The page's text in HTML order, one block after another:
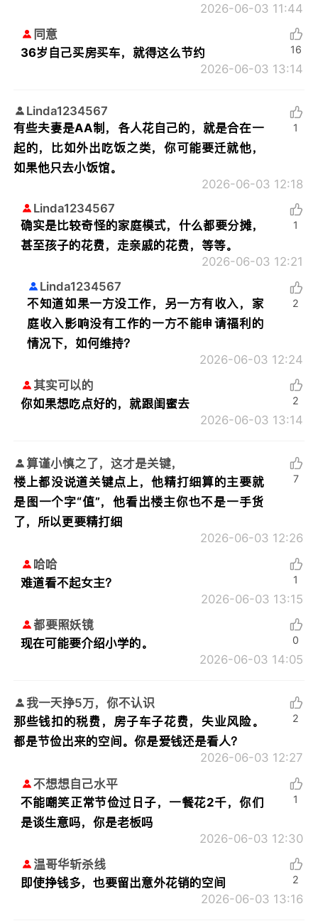
2026-06-03 11:44
同意
36岁自己买房买车，就得这么节约
2026-06-03 13:14
16
Linda1234567
有些夫妻是AA制，各人花自己的，就是合在一
起的，比如外出吃饭之类，你可能要迁就他，
如果他只去小饭馆。
2026-06-03 12:18
1
Linda1234567
确实是比较奇怪的家庭模式，什么都要分摊，
甚至孩子的花费，走亲戚的花费，等等。
2026-06-03 12:21
1
Linda1234567
不知道如果一方没工作，另一方有收入，家
庭收入影响没有工作的一方不能申请福利的
情况下，如何维持？
2026-06-03 12:24
2
其实可以的
你如果想吃点好的，就跟闺蜜去
2026-06-03 13:14
2
算谨小慎之了，这才是关键，
楼上都没说道关键点上，他精打细算的主要就
是图一个字“值”，他看出楼主你也不是一手货
了，所以更要精打细
2026-06-03 12:26
7
哈哈
难道看不起女主？
2026-06-03 13:15
1
都要照妖镜
现在可能要介绍小学的。
2026-06-03 14:05
0
我一天挣5万，你不认识
那些钱扣的税费，房子车子花费，失业风险。
都是节俭出来的空间。你是爱钱还是看人？
2026-06-03 12:27
2
不想想自己水平
不能嘲笑正常节俭过日子，一餐花2千，你们
是谈生意吗，你是老板吗
2026-06-03 12:30
1
温哥华斩杀线
即使挣钱多，也要留出意外花销的空间
2026-06-03 13:16
2